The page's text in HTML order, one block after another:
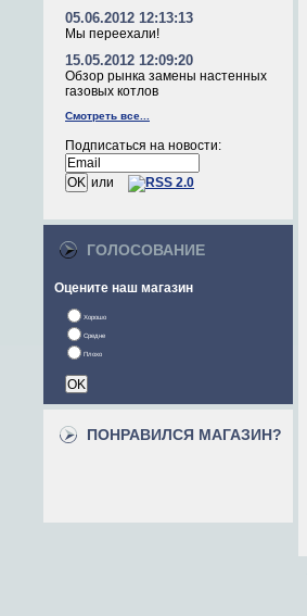
05.06.2012 12:13:13
Мы переехали!
15.05.2012 12:09:20
Обзор рынка замены настенных
газовых котлов
Смотреть все...
Подписаться на новости:
или
ГОЛОСОВАНИЕ
Оцените наш магазин
Хорошо
Средне
Плохо
ПОНРАВИЛСЯ МАГАЗИН?